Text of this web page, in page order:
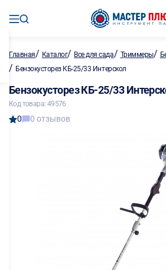
Главная/ Каталог/ Все для сада/ Триммеры/
/ Бензокусторез КБ-25/33 Интерскол
Бензокусторез КБ-25/33
Код товара: 49576
0 0 отзывов